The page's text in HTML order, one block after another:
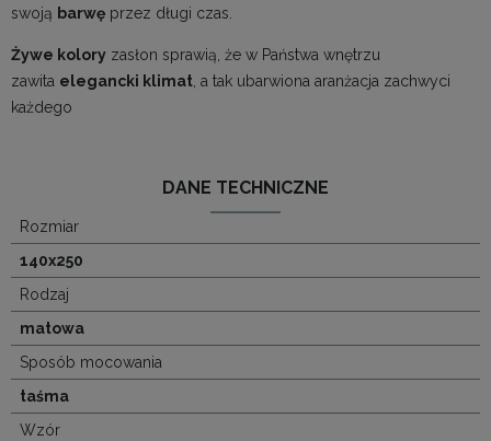
swoją barwę przez długi czas.
Żywe kolory zasłon sprawią, że w Państwa wnętrzu
zawita elegancki klimat, a tak ubarwiona aranżacja zachwyci
każdego
DANE TECHNICZNE
Rozmiar
140x250
Rodzaj
matowa
Sposób mocowania
taśma
Wzór